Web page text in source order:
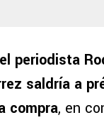
el periodista
saldría a
compra, en